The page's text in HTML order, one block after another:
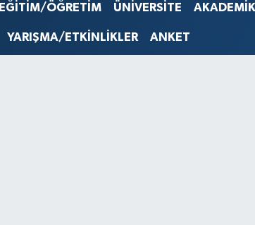
EĞİTİM/ÖĞRETİM ÜNİVERSİTE
YARIŞMA/ETKİNLİKLER ANKET